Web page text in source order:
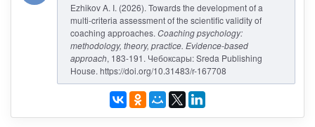
Ezhikov A. I. (2026). Towards the development of a
multi-criteria assessment of the scientific validity of
coaching approaches. Coaching psychology:
methodology, theory, practice. Evidence-based
approach, 183-191. Чебоксары: Sreda Publishing
House. https://doi.org/10.31483/r-167708